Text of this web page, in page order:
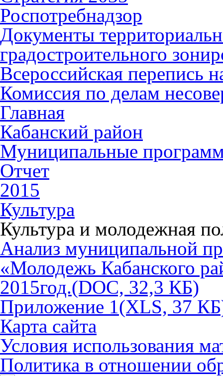
Роспотребнадзор
Документы
градостроительного
Всероссийская перепись
Комиссия по делам
Главная
Кабанский район
Муниципальные
Отчет
2015
Культура
Культура и молодежная
Анализ муниципальной
«Молодежь Кабанского
2015год.(DOC, 32,3 КБ)
Приложение 1(XLS, 37
Карта сайта
Условия использования
Политика в отношении